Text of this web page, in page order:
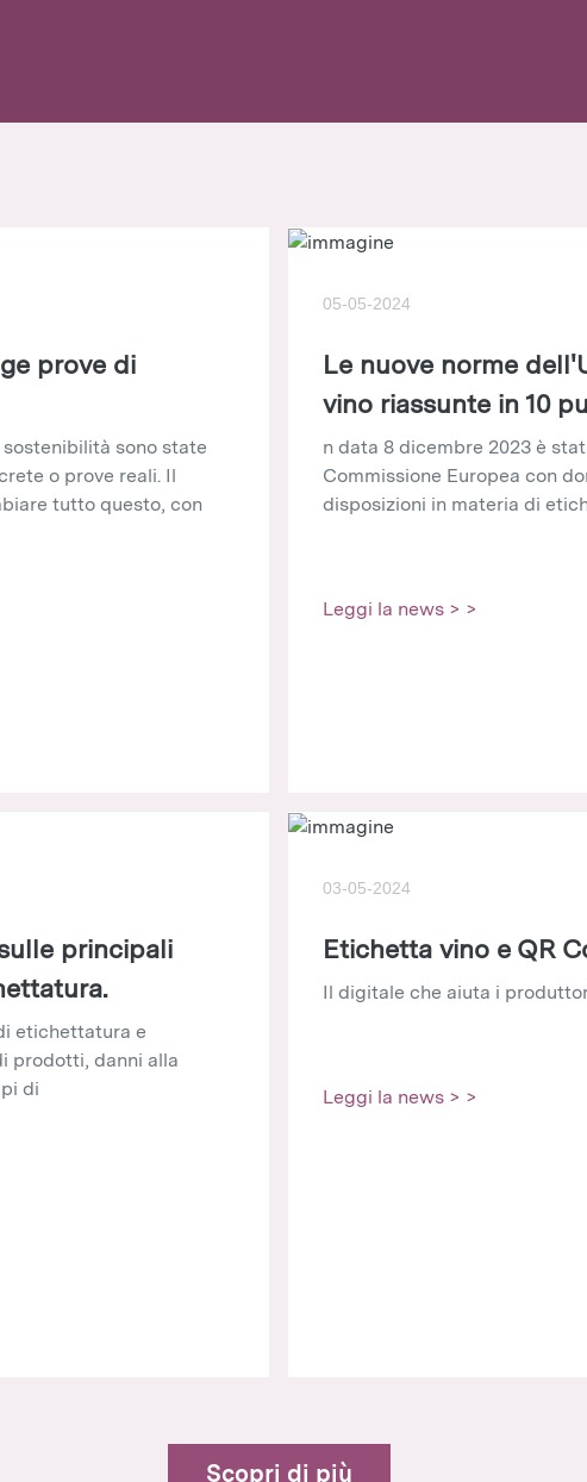
prove di
sono state
o prove reali. Il
tutto questo, con
05-05-2024
Le nuove norme
vino riassunte in 10
n data 8 dicembre 2023 è
Commissione Europea con
disposizioni in materia di
Leggi la news > >
principali
etichettatura e
prodotti, danni alla
di
03-05-2024
Etichetta vino e QR
Il digitale che aiuta i
Leggi la news > >
Scopri di più